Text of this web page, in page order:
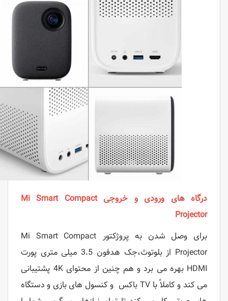
درگاه های ورودی و خروجی Mi Smart Compact
Projector
برای وصل شدن به پروژکتور Mi Smart Compact
Projector از بلوتوث،جک هدفون 3.5 میلی متری پورت
HDMI بهره می برد و هم چنین از محتوای 4K پشتیبانی
می کند و کاملاً با TV باکس و کنسول های بازی و دستگاه